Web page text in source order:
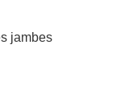
jambes